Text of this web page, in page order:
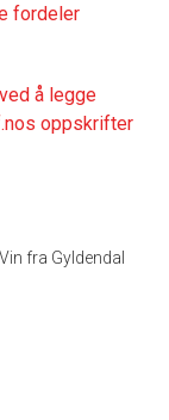
fordeler
å legge
oppskrifter
fra Gyldendal